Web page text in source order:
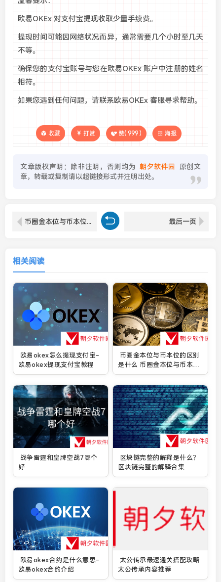
欧易OKEx 对支付宝提现收取少量手续费。
提现时间可能因网络状况而异，通常需要几个小时至几天
不等。
确保您的支付宝账号与您在欧易OKEx 账户中注册的姓名
相符。
如果您遇到任何问题，请联系欧易OKEx 客服寻求帮助。
收藏 打赏 赞( 999 ) 海报
文章版权声明：除非注明，否则均为 朝夕软件园
原创文
章，转载或复制请以超链接形式并注明出处。
币圈金本位与币本位的区别是什么 币圈金本位与币本位的区别一览 最后一页
相关阅读
欧易okex怎么提现支付宝-
欧易okex提现支付宝教程
币圈金本位与币本位的区别
是什么 币圈金本位与币本位
的区别一览
战争雷霆和皇牌空战7哪个
好
区块链完整的解释是什么？
区块链完整的解释合集
欧易okex合约是什么意思-
欧易okex合约介绍
太公传承最速通关搭配攻略
太公传承内容推荐